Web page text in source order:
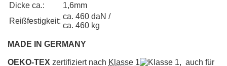
Dicke ca.:
1,6mm
Reißfestigkeit:
ca. 460 daN /
ca. 460 kg
MADE IN GERMANY
OEKO-TEX zertifiziert nach Klasse 1
, auch für